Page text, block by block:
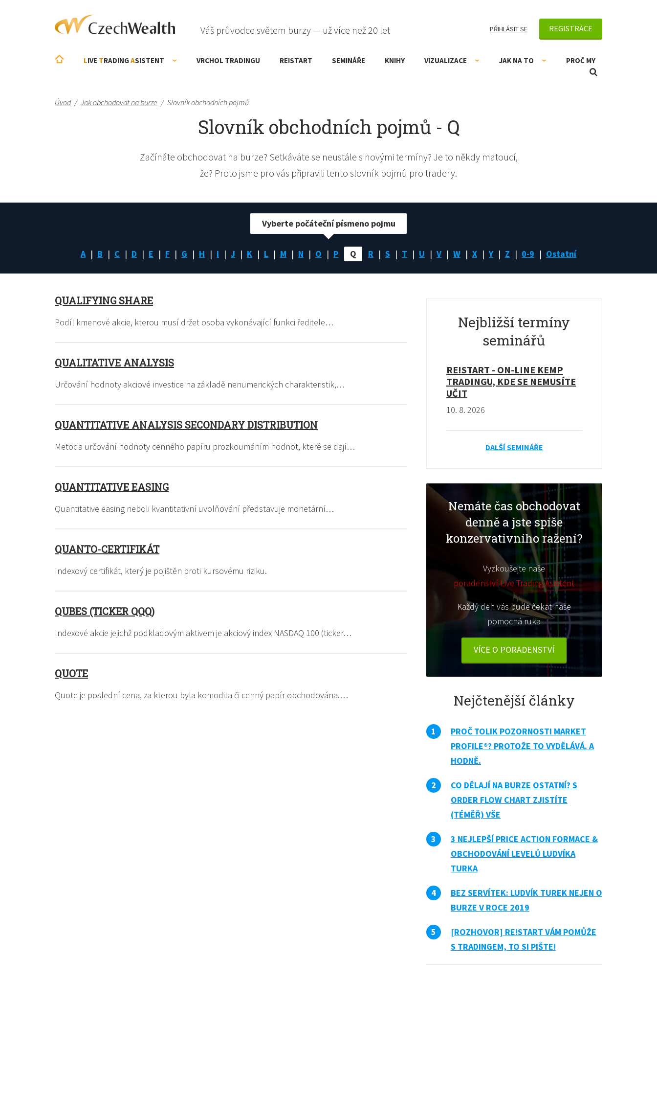
Váš průvodce světem burzy — už více než 20 let PŘIHLÁSIT SE REGISTRACE
LIVE TRADINGASISTENT VRCHOL TRADINGU RE!START SEMINÁŘE KNIHY VIZUALIZACE JAK NA TO PROČ MY
Úvod / Jak obchodovat na burze / Slovník obchodních pojmů
Slovník obchodních pojmů - Q
Začínáte obchodovat na burze? Setkáváte se neustále s novými termíny? Je to někdy matoucí,
že? Proto jsme pro vás připravili tento slovník pojmů pro tradery.
A B C D E F G H I J K L M N O P Q R S T U V W X Y Z 0-9 Ostatní
Vyberte počáteční písmeno pojmu
QUALIFYING SHARE
Podíl kmenové akcie, kterou musí držet osoba vykonávající funkci ředitele…
QUALITATIVE ANALYSIS
Určování hodnoty akciové investice na základě nenumerických charakteristik,…
QUANTITATIVE ANALYSIS SECONDARY DISTRIBUTION
Metoda určování hodnoty cenného papíru prozkoumáním hodnot, které se dají…
QUANTITATIVE EASING
Quantitative easing neboli kvantitativní uvolňování představuje monetární…
QUANTO-CERTIFIKÁT
Indexový certifikát, který je pojištěn proti kursovému riziku.
QUBES (TICKER QQQ)
Indexové akcie jejichž podkladovým aktivem je akciový index NASDAQ 100 (ticker…
QUOTE
Quote je poslední cena, za kterou byla komodita či cenný papír obchodována.…
Nejbližší termíny
seminářů
RE!START - ON-LINE KEMP
TRADINGU, KDE SE NEMUSÍTE
UČIT
10. 8. 2026
DALŠÍ SEMINÁŘE
Nemáte čas obchodovat
denně a jste spíše
konzervativního ražení?
Vyzkoušejte naše
poradenství Live Trading Asistent
Každý den vás bude čekat naše
pomocná ruka
VÍCE O PORADENSTVÍ
Nejčtenější články
PROČ TOLIK POZORNOSTI MARKET
PROFILE®? PROTOŽE TO VYDĚLÁVÁ. A
HODNĚ.
CO DĚLAJÍ NA BURZE OSTATNÍ? S
ORDER FLOW CHART ZJISTÍTE
(TÉMĚŘ) VŠE
3 NEJLEPŠÍ PRICE ACTION FORMACE &
OBCHODOVÁNÍ LEVELŮ LUDVÍKA
TURKA
BEZ SERVÍTEK: LUDVÍK TUREK NEJEN O
BURZE V ROCE 2019
[ROZHOVOR] RE!START VÁM POMŮŽE
S TRADINGEM, TO SI PIŠTE!